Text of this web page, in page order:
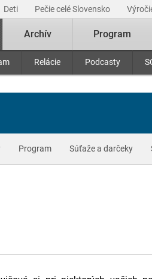
Deti Pečie celé Slovensko
Relácie Podcasty
Archív Program
Program Súťaže a darčeky